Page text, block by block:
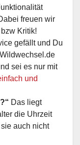
freuen wir
Kritik!
gefällt und Du
sei es nur mit
und
Das liegt
die Uhrzeit
auch nicht